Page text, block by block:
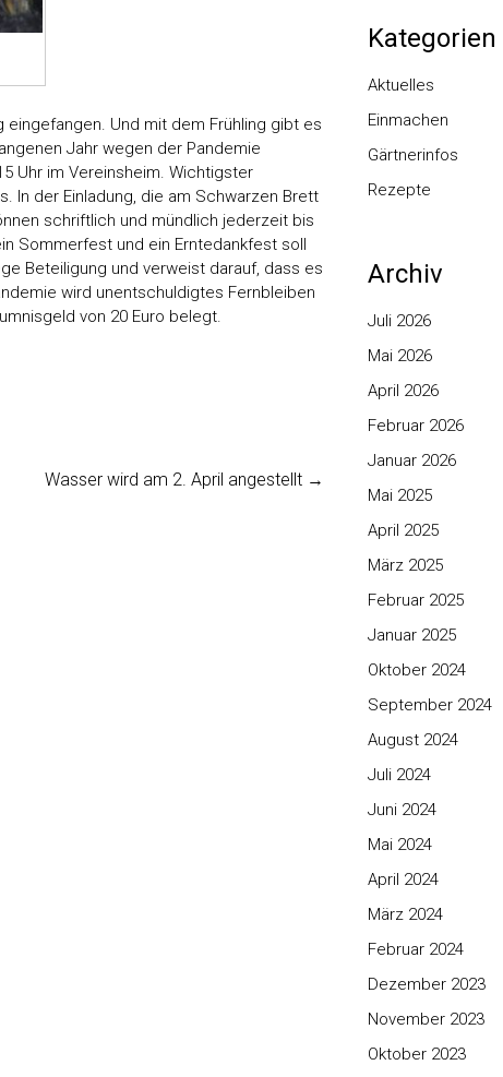
eingefangen. Und mit dem Frühling gibt es
Jahr wegen der Pandemie
Uhr im Vereinsheim. Wichtigster
In der Einladung, die am Schwarzen Brett
schriftlich und mündlich jederzeit bis
Sommerfest und ein Erntedankfest soll
Beteiligung und verweist darauf, dass es
wird unentschuldigtes Fernbleiben
von 20 Euro belegt.
Wasser wird am 2. April angestellt →
Kategorien
Aktuelles
Einmachen
Gärtnerinfos
Rezepte
Archiv
Juli 2026
Mai 2026
April 2026
Februar 2026
Januar 2026
Mai 2025
April 2025
März 2025
Februar 2025
Januar 2025
Oktober 2024
September 2024
August 2024
Juli 2024
Juni 2024
Mai 2024
April 2024
März 2024
Februar 2024
Dezember 2023
November 2023
Oktober 2023